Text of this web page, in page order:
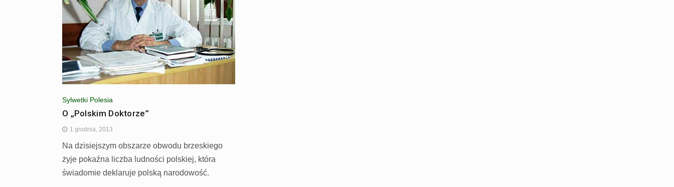
Sylwetki Polesia
O „Polskim Doktorze”
1 grudnia, 2013
Na dzisiejszym obszarze obwodu brzeskiego
żyje pokaźna liczba ludności polskiej, która
świadomie deklaruje polską narodowość.